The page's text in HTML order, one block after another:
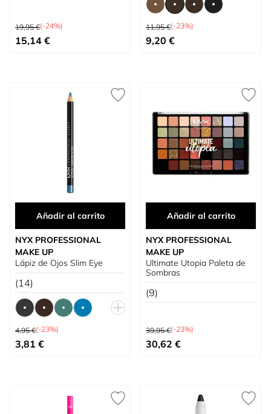
Precio habitual
19,95 €(-24%)
Precio especial
15,14 €
Precio habitual
11,95 €(-23%)
Tan bajo como
9,20 €
Añadir al carrito
NYX PROFESSIONAL
MAKE UP
Lápiz de Ojos Slim Eye
(14)
Precio habitual
4,95 €(-23%)
Tan bajo como
3,81 €
Añadir al carrito
NYX PROFESSIONAL
MAKE UP
Ultimate Utopia Paleta de
Sombras
(9)
Precio habitual
39,95 €(-23%)
Precio especial
30,62 €